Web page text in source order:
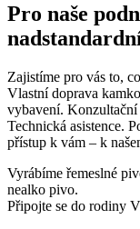
Pro naše
Zajistíme pro vás to,
Vlastní doprava
vybavení. Konzultační
Technická asistence.
přístup k vám – k
Vyrábíme řemeslné
nealko pivo.
Připojte se do rodiny